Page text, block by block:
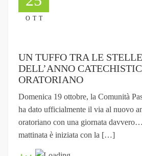
OTT
UN TUFFO TRA LE
DELL’ANNO
ORATORIANO
Domenica 19 ottobre, la Comunità
ha dato ufficialmente il via al nuovo
oratoriano con una giornata
mattinata è iniziata con la […]